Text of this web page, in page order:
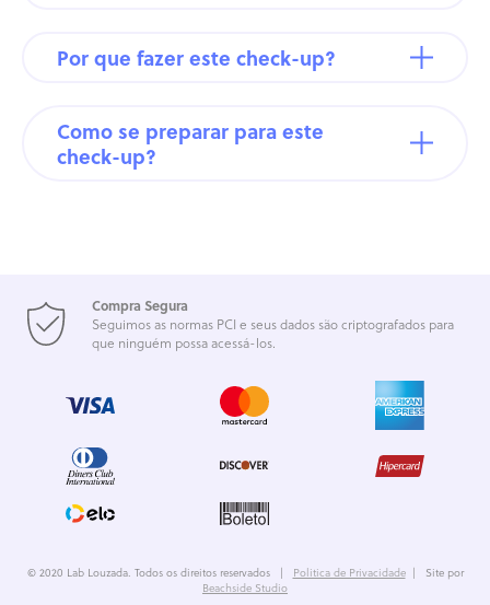
Por que fazer este check-up?
Como se preparar para este
check-up?
Compra Segura
Seguimos as normas PCI e seus dados são criptografados para
que ninguém possa acessá-los.
© 2020 Lab Louzada. Todos os direitos reservados | Politica de Privacidade| Site por
Beachside Studio